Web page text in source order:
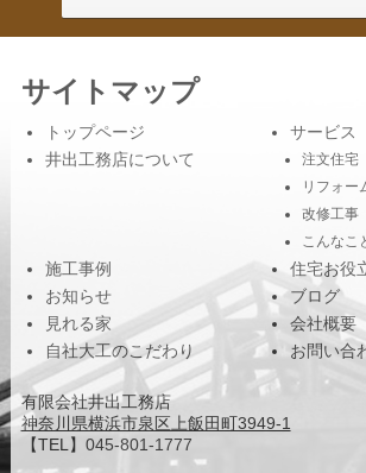
サイトマップ
トップページ
井出工務店について
サービス
注文住宅
リフォー
改修工事
こんなこ
施工事例
お知らせ
住宅お役
ブログ
見れる家
自社大工のこだわり
会社概要
お問い合
有限会社井出工務店
神奈川県横浜市泉区上飯田町3949-1
【TEL】 045-801-1777